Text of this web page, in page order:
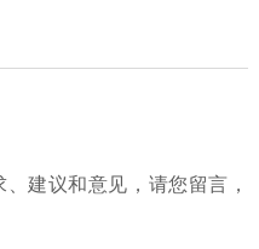
建议和意见，请您留言，